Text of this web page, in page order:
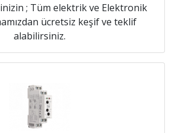
; Tüm elektrik ve Elektronik
ücretsiz keşif ve teklif
alabilirsiniz.